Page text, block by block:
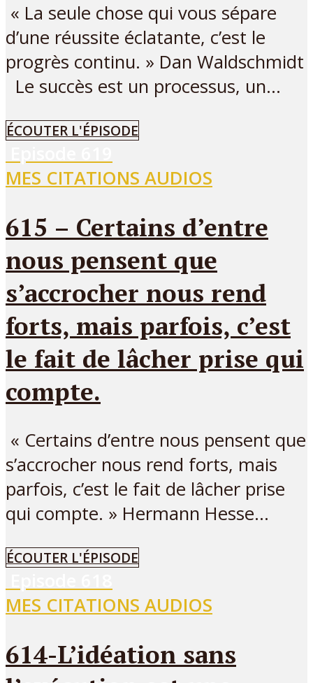
« La seule chose qui vous sépare
d’une réussite éclatante, c’est le
progrès continu. » Dan Waldschmidt
Le succès est un processus, un...
ÉCOUTER L'ÉPISODE
MES CITATIONS AUDIOS
615 – Certains d’entre
nous pensent que
s’accrocher nous rend
forts, mais parfois, c’est
le fait de lâcher prise qui
compte.
« Certains d’entre nous pensent que
s’accrocher nous rend forts, mais
parfois, c’est le fait de lâcher prise
qui compte. » Hermann Hesse...
ÉCOUTER L'ÉPISODE
MES CITATIONS AUDIOS
614-L’idéation sans